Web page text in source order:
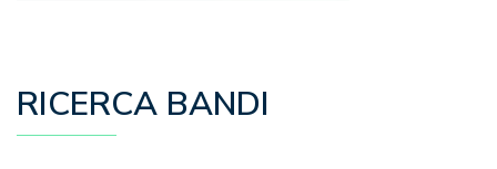
RICERCA BANDI